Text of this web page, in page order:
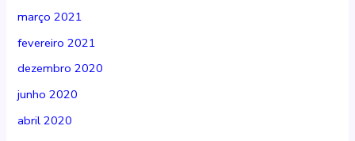
março 2021
fevereiro 2021
dezembro 2020
junho 2020
abril 2020